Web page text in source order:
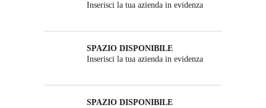
Inserisci la tua azienda in evidenza
SPAZIO DISPONIBILE
Inserisci la tua azienda in evidenza
SPAZIO DISPONIBILE